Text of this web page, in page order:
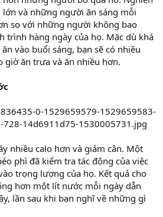
và những người ăn sáng mỗi
so với những người không bao
trình hàng ngày của họ. Mặc dù khá
vào buổi sáng, bạn sẽ có nhiều
giờ ăn trưa và ăn nhiều hơn.
nhiều calo hơn và giảm cân. Một
phì đã kiểm tra tác động của việc
trọng lượng của họ. Kết quả cho
hơn một lít nước mỗi ngày dẫn
lần sau khi bạn nghĩ về những gì